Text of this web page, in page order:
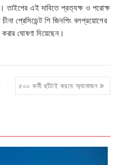
তাইপের এই দাবিতে প্রত্যক্ষ ও পরোক্ষ
প্রেসিডেন্ট শি জিনপিং বলপ্রয়োগের
ঘোষণা দিয়েছেন।
৫০০ কর্মী ছাঁটাই করবে অ্যামাজন